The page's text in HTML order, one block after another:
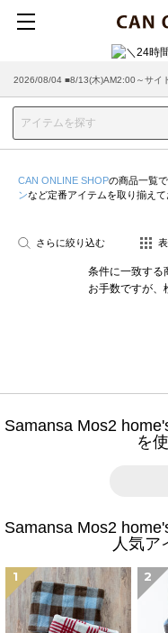
2026/08/04 ■8/13(木)AM2:00～サイ
CAN ONLINE SHOPの商品一覧で
ンなど定番アイテムを取り揃えて
さらに絞り込む
条件に一致する
お手数ですが、
Samansa Mos2
を
Samansa Mos2
人気ア
1 2